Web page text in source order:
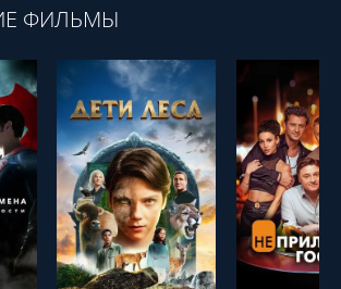
ФИЛЬМЫ
СМОТРЕТЬ ОНЛАЙН СМОТРЕТЬ